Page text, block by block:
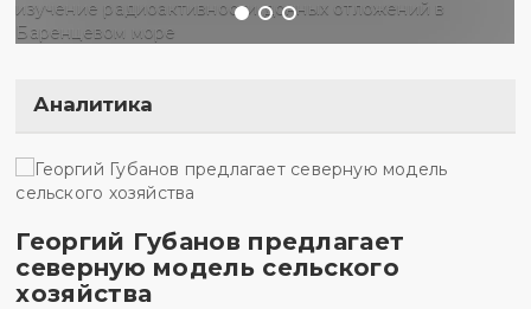
Аналитика
Георгий Губанов предлагает
северную модель сельского
хозяйства